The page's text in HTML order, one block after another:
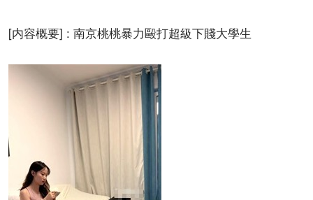
[内容概要] : 南京桃桃暴力毆打超級下賤大學生